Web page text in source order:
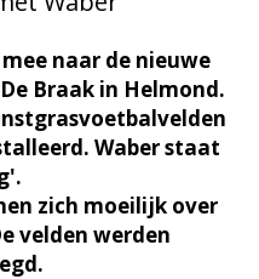
naar de nieuwe
Braak in Helmond.
Waber staat
zich moeilijk over
velden werden